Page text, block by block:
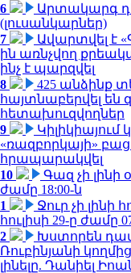
6
Արտակարգ
(լուսանկարներ)
7
Ավարտվել է
ին առնչվող
ինչ է պարզվել
8
425 անձինք
հայտնաբերվել են
հետախուզվողներ
9
Կիլիկիայում
«ռազբորկայի»
հրապարակվել
10
Գազ չի լինի
ժամը 18:00-ն
1
Ջուր չի լինի
հուլիսի 29-ը ժամը
2
Խստորեն
Ռուբինյանի
լինելը. Դանիել